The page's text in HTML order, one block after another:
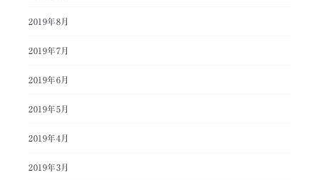
2019年8月
2019年7月
2019年6月
2019年5月
2019年4月
2019年3月